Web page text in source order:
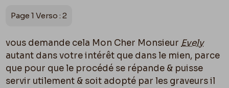
Page 1 Verso : 2
vous demande cela Mon Cher MonsieurEvely
autant dans votre intérêt que dans le mien, parce
que pour que le procédé se répande & puisse
servir utilement & soit adopté par les graveurs il